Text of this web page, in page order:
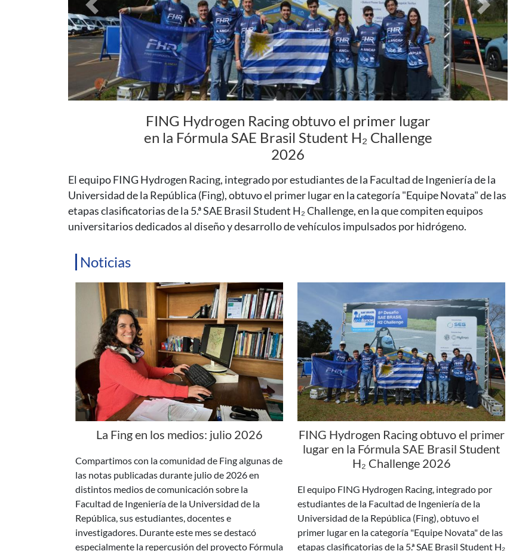
Coloquio de Física: El agujero negro
supermasivo del centro de nuestra galaxia
En esta charla, el Dr. Gastón Gilbert hará una introducción a la física de los agujeros negros y
explicará qué se ha aprendido de estos astros en la última década. Será el 13 de agosto, a las 17
horas.
Previous Siguiente
Noticias
La Fing en los medios: julio 2026
Compartimos con la comunidad de Fing algunas de
las notas publicadas durante julio de 2026 en
distintos medios de comunicación sobre la
Facultad de Ingeniería de la Universidad de la
República, sus estudiantes, docentes e
investigadores. Durante este mes se destacó
especialmente la repercusión del proyecto Fórmula
SAE H2 Uruguay y el nombramiento de Paola
Bermolen como fue la primera matemática
FING Hydrogen Racing obtuvo el primer
lugar en la Fórmula SAE Brasil Student
H₂ Challenge 2026
El equipo FING Hydrogen Racing, integrado por
estudiantes de la Facultad de Ingeniería de la
Universidad de la República (Fing), obtuvo el
primer lugar en la categoría "Equipe Novata" de las
etapas clasificatorias de la 5.ª SAE Brasil Student H₂
Challenge, en la que compiten equipos
universitarios dedicados al diseño y desarrollo de